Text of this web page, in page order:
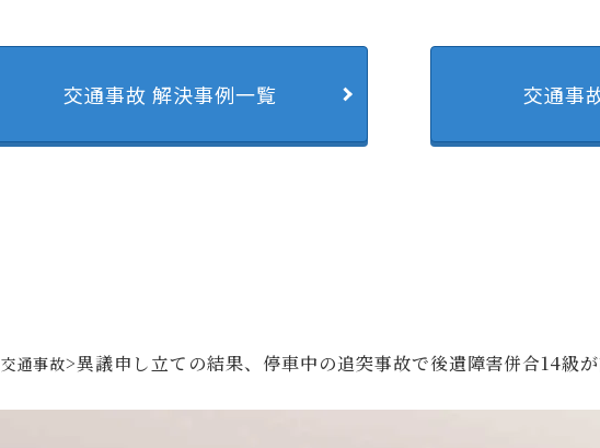
交通事故 解決事例一覧 交通事
交通事故>異議申し立ての結果、停車中の追突事故で後遺障害併合14級